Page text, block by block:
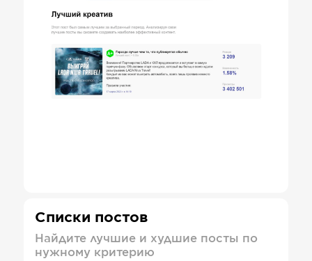
Списки постов
Найдите лучшие и худшие посты по
нужному критерию